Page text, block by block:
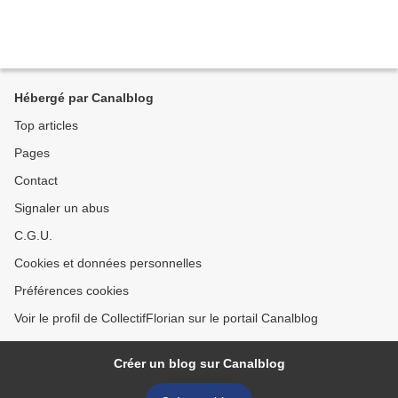
Hébergé par Canalblog
Top articles
Pages
Contact
Signaler un abus
C.G.U.
Cookies et données personnelles
Préférences cookies
Voir le profil de CollectifFlorian sur le portail Canalblog
Créer un blog sur Canalblog